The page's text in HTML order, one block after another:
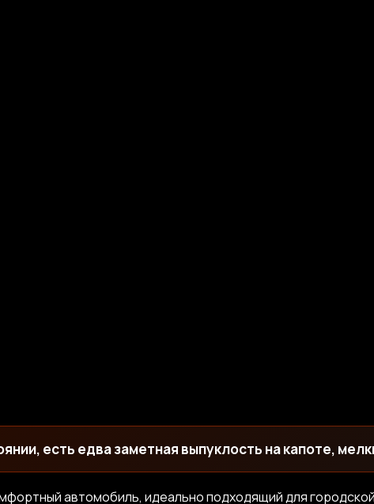
есть едва заметная выпуклость на капоте,
автомобиль, идеально подходящий для